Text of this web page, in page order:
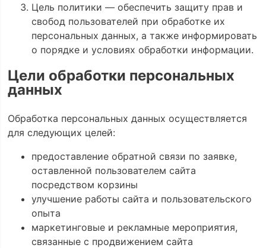
Цель политики — обеспечить защиту прав и
свобод пользователей при обработке их
персональных данных, а также информировать
о порядке и условиях обработки информации.
Цели обработки персональных
данных
Обработка персональных данных осуществляется
для следующих целей:
предоставление обратной связи по заявке,
оставленной пользователем сайта
посредством корзины
улучшение работы сайта и пользовательского
опыта
маркетинговые и рекламные мероприятия,
связанные с продвижением сайта